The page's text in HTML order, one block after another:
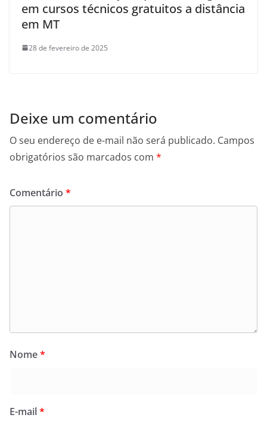
em cursos técnicos gratuitos a distância
em MT
28 de fevereiro de 2025
Deixe um comentário
O seu endereço de e-mail não será publicado. Campos
obrigatórios são marcados com *
Comentário *
Nome*
E-mail*